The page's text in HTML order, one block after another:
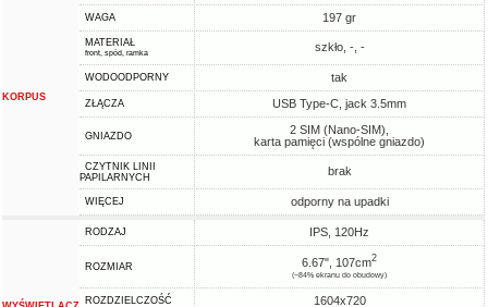
KORPUS
WAGA 197 gr
MATERIAŁ
front, spód, ramka szkło, -, -
WODOODPORNY tak
ZŁĄCZA USB Type-C, jack 3.5mm
GNIAZDO
2 SIM (Nano-SIM),
karta pamięci (wspólne gniazdo)
CZYTNIK LINII
PAPILARNYCH
brak
WIĘCEJ odporny na upadki
RODZAJ IPS, 120Hz
ROZMIAR 6.67", 107cm2
(~84% ekranu do obudowy)
ROZDZIELCZOŚĆ 1604x720